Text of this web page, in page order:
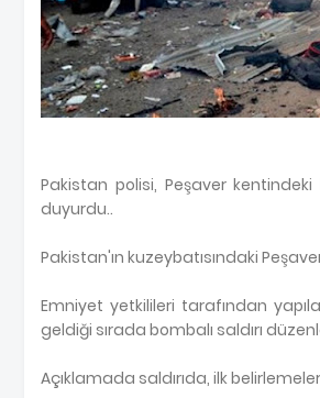
Pakistan polisi, Peşaver
duyurdu..
Pakistan'ın kuzeybatısındaki
Emniyet yetkilileri tarafından
geldiği sırada bombalı saldırı
Açıklamada saldırıda, ilk